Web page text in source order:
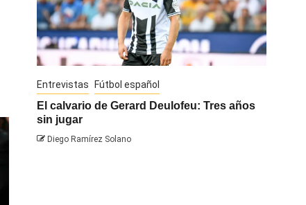
Entrevistas Fútbol español
El calvario de Gerard Deulofeu: Tres años
sin jugar
Diego Ramírez Solano